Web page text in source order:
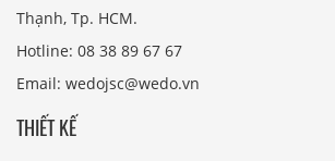
Thạnh, Tp. HCM.
Hotline: 08 38 89 67 67
Email: wedojsc@wedo.vn
THIẾT KẾ